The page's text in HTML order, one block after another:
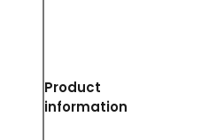
Product
information